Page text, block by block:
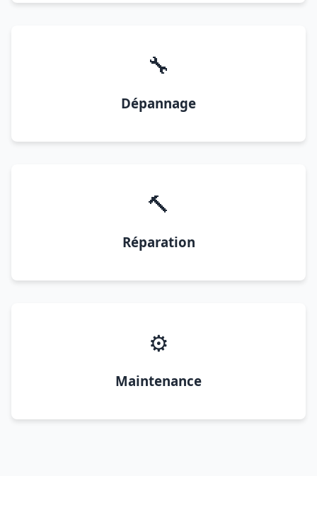
🔧
Dépannage
🔨
Réparation
⚙️
Maintenance